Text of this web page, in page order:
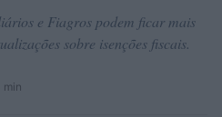
e Fiagros podem ficar mais
sobre isenções fiscais.
min